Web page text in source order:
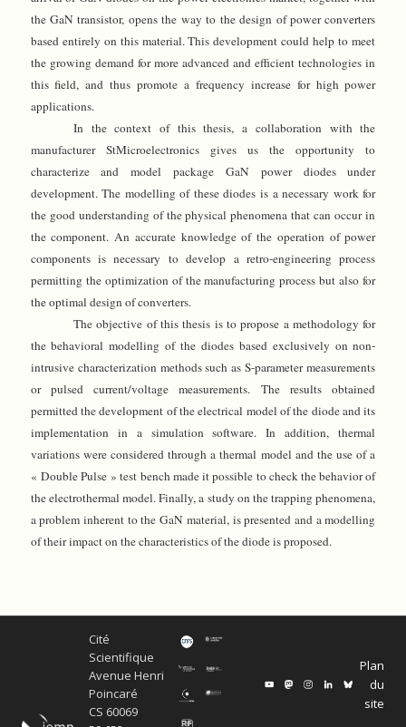
the GaN transistor, opens the way to the design of power converters
based entirely on this material. This development could help to meet
the growing demand for more advanced and efficient technologies in
this field, and thus promote a frequency increase for high power
applications.
In the context of this thesis, a collaboration with the
manufacturer StMicroelectronics gives us the opportunity to
characterize and model package GaN power diodes under
development. The modelling of these diodes is a necessary work for
the good understanding of the physical phenomena that can occur in
the component. An accurate knowledge of the operation of power
components is necessary to develop a retro-engineering process
permitting the optimization of the manufacturing process but also for
the optimal design of converters.
The objective of this thesis is to propose a methodology for
the behavioral modelling of the diodes based exclusively on non-
intrusive characterization methods such as S-parameter measurements
or pulsed current/voltage measurements. The results obtained
permitted the development of the electrical model of the diode and its
implementation in a simulation software. In addition, thermal
variations were considered through a thermal model and the use of a
« Double Pulse » test bench made it possible to check the behavior of
the electrothermal model. Finally, a study on the trapping phenomena,
a problem inherent to the GaN material, is presented and a modelling
of their impact on the characteristics of the diode is proposed.
Cité
Scientifique
Avenue Henri
Poincaré
CS 60069
Plan
du
site